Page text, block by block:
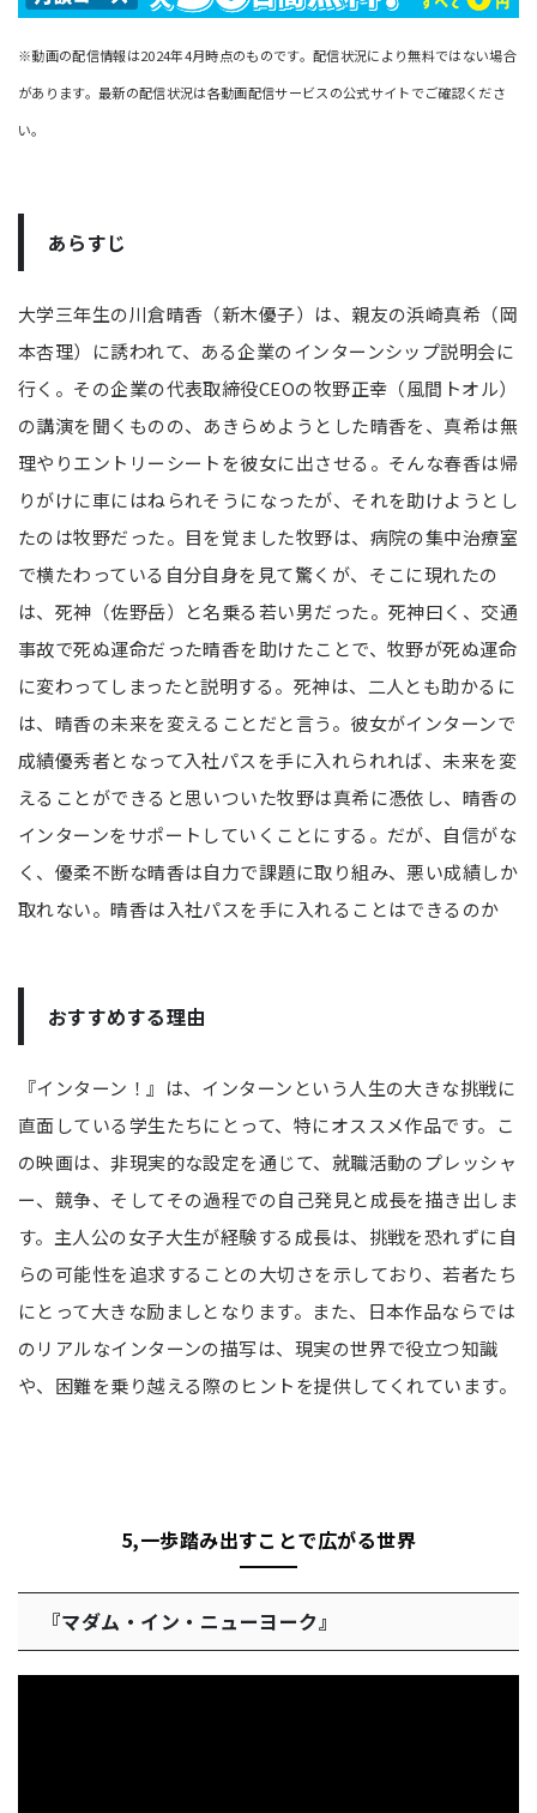
※動画の配信情報は2024年4月時点のものです。配信状況により無料ではない場合
があります。最新の配信状況は各動画配信サービスの公式サイトでご確認くださ
い。
あらすじ
大学三年生の川倉晴香（新木優子）は、親友の浜崎真希（岡
本杏理）に誘われて、ある企業のインターンシップ説明会に
行く。その企業の代表取締役CEOの牧野正幸（風間トオル）
の講演を聞くものの、あきらめようとした晴香を、真希は無
理やりエントリーシートを彼女に出させる。そんな春香は帰
りがけに車にはねられそうになったが、それを助けようとし
たのは牧野だった。目を覚ました牧野は、病院の集中治療室
で横たわっている自分自身を見て驚くが、そこに現れたの
は、死神（佐野岳）と名乗る若い男だった。死神曰く、交通
事故で死ぬ運命だった晴香を助けたことで、牧野が死ぬ運命
に変わってしまったと説明する。死神は、二人とも助かるに
は、晴香の未来を変えることだと言う。彼女がインターンで
成績優秀者となって入社パスを手に入れられれば、未来を変
えることができると思いついた牧野は真希に憑依し、晴香の
インターンをサポートしていくことにする。だが、自信がな
く、優柔不断な晴香は自力で課題に取り組み、悪い成績しか
取れない。晴香は入社パスを手に入れることはできるのか
おすすめする理由
『インターン！』は、インターンという人生の大きな挑戦に
直面している学生たちにとって、特にオススメ作品です。こ
の映画は、非現実的な設定を通じて、就職活動のプレッシャ
ー、競争、そしてその過程での自己発見と成長を描き出しま
す。主人公の女子大生が経験する成長は、挑戦を恐れずに自
らの可能性を追求することの大切さを示しており、若者たち
にとって大きな励ましとなります。また、日本作品ならでは
のリアルなインターンの描写は、現実の世界で役立つ知識
や、困難を乗り越える際のヒントを提供してくれています。
5,一歩踏み出すことで広がる世界
『マダム・イン・ニューヨーク』